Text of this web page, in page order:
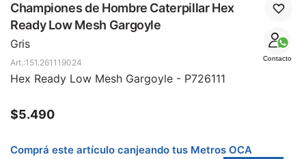
Championes de Hombre Caterpillar Hex
Ready Low Mesh Gargoyle
Gris
Contacto
151.261119024
Hex Ready Low Mesh Gargoyle - P726111
$5.490
Comprá este artículo canjeando tus Metros OCA